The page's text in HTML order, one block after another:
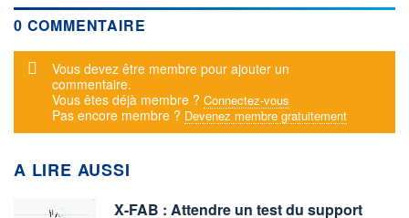
0 COMMENTAIRE
Message d'alerte
Vous devez être membre pour ajouter un
commentaire.
Vous êtes déjà membre ? Connectez-vous
Pas encore membre ? Devenez membre gratuitement
A LIRE AUSSI
X-FAB : Attendre un test du support